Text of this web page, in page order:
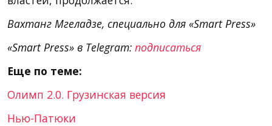
Вахтанг Мгеладзе, специально для «Smart Press»
«Smart Press» в Telegram: подписаться
Еще по теме:
Олимп 2.0. Грузинская версия
Нью-Патюки